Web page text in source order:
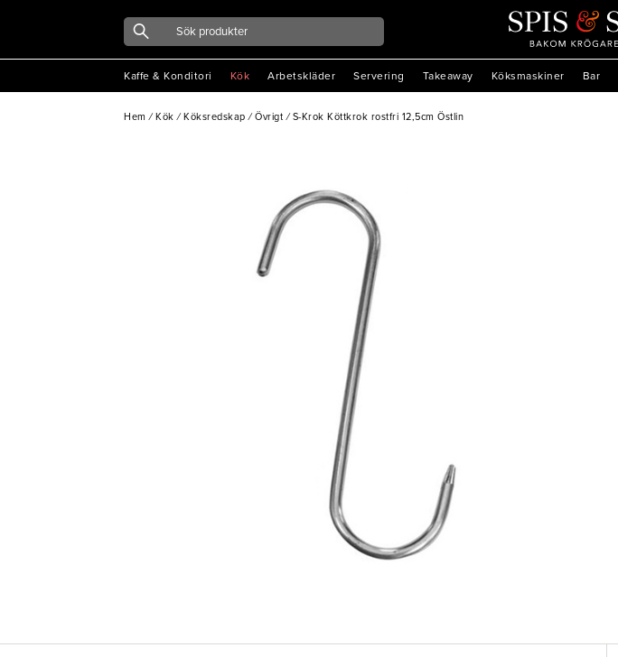
Kaffe & Konditori Kök Arbetskläder Servering Takeaway Köksmaskiner Bar
Hem / Kök / Köksredskap / Övrigt / S-Krok Köttkrok rostfri 12,5cm Östlin